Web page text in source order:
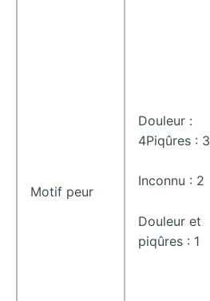
Motif peur
Douleur :
4Piqûres : 3
Inconnu : 2
Douleur et
piqûres : 1